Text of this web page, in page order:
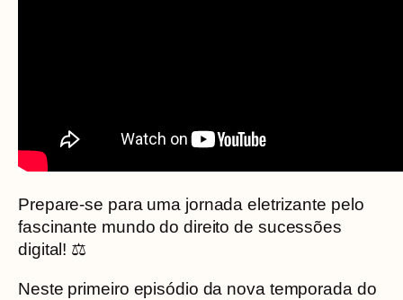
Prepare-se para uma jornada eletrizante pelo
fascinante mundo do direito de sucessões
digital! ⚖️
Neste primeiro episódio da nova temporada do